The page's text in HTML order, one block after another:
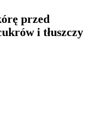
przed
i tłuszczy